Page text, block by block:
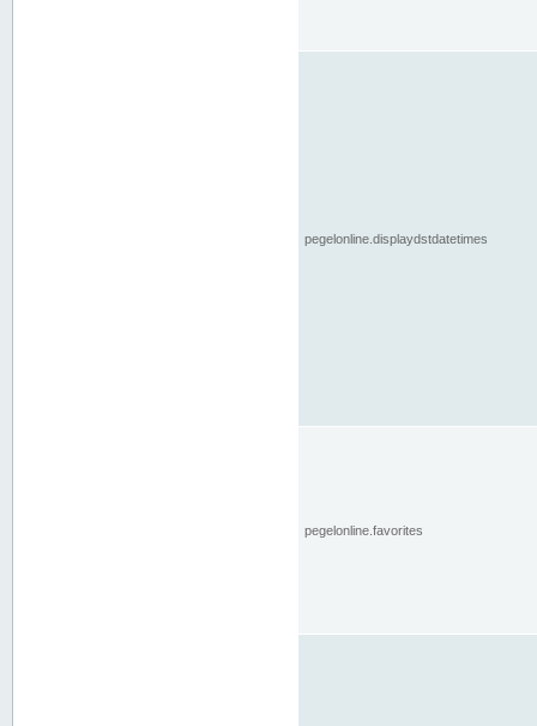
pegelonline.displaydstdatetimes
pegelonline.favorites